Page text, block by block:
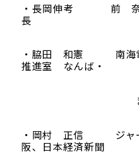
・長岡伸考 前 奈
長
・脇田 和憲 南海電
推進室 なんば・
まち創
・岡村 正信 ジャー
阪、日本経済新聞